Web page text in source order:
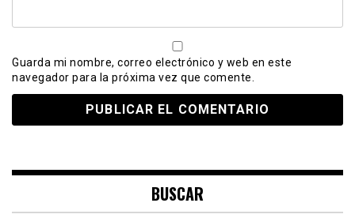
Guarda mi nombre, correo electrónico y web en este
navegador para la próxima vez que comente.
BUSCAR